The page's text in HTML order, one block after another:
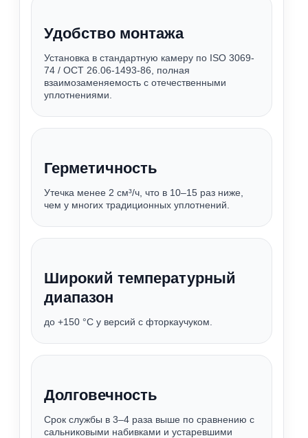
Удобство монтажа
Установка в стандартную камеру по ISO 3069-
74 / ОСТ 26.06-1493-86, полная
взаимозаменяемость с отечественными
уплотнениями.
Герметичность
Утечка менее 2 см³/ч, что в 10–15 раз ниже,
чем у многих традиционных уплотнений.
Широкий температурный
диапазон
до +150 °C у версий с фторкаучуком.
Долговечность
Срок службы в 3–4 раза выше по сравнению с
сальниковыми набивками и устаревшими